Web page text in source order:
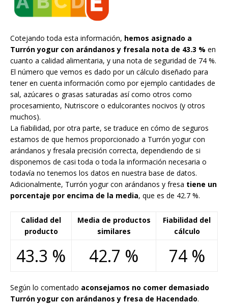
Cotejando toda esta información, hemos asignado a
Turrón yogur con arándanos y fresala nota de 43.3 % en
cuanto a calidad alimentaria, y una nota de seguridad de 74 %.
El número que vemos es dado por un cálculo diseñado para
tener en cuenta información como por ejemplo cantidades de
sal, azúcares o grasas saturadas así como otros como
procesamiento, Nutriscore o edulcorantes nocivos (y otros
muchos).
La fiabilidad, por otra parte, se traduce en cómo de seguros
estamos de que hemos proporcionado a Turrón yogur con
arándanos y fresala precisión correcta, dependiendo de si
disponemos de casi toda o toda la información necesaria o
todavía no tenemos los datos en nuestra base de datos.
Adicionalmente, Turrón yogur con arándanos y fresa tiene un
porcentaje por encima de la media, que es de 42.7 %.
Calidad del
producto
Media de productos
similares
Fiabilidad del
cálculo
43.3 % 42.7 % 74 %
Según lo comentado aconsejamos no comer demasiado
Turrón yogur con arándanos y fresa de Hacendado.